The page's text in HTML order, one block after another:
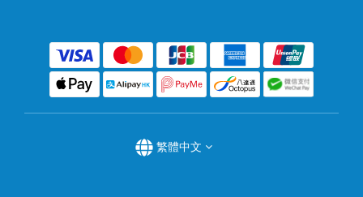
繁體中文